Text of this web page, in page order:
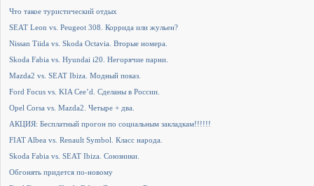
Что такое туристический отдых
SEAT Leon vs. Peugeot 308. Коррида или жульен?
Nissan Tiida vs. Skoda Octavia. Вторые номера.
Skoda Fabia vs. Hyundai i20. Негорячие парни.
Mazda2 vs. SEAT Ibiza. Модный показ.
Ford Focus vs. KIA Cee’d. Сделаны в России.
Opel Corsa vs. Mazda2. Четыре + два.
АКЦИЯ: Бесплатный прогон по социальным закладкам!!!!!!
FIAT Albea vs. Renault Symbol. Класс народа.
Skoda Fabia vs. SEAT Ibiza. Союзники.
Обгонять придется по-новому